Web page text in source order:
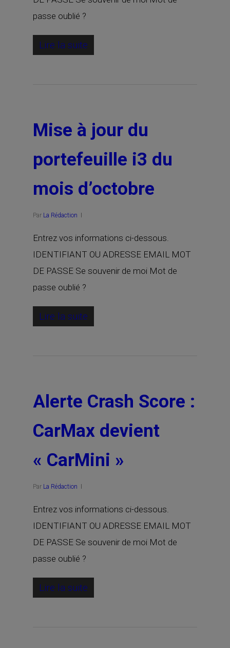
passe oublié ?
Lire la suite
Mise à jour du
portefeuille i3 du
mois d’octobre
Par La Rédaction
Entrez vos informations ci-dessous.
IDENTIFIANT OU ADRESSE EMAIL MOT
DE PASSE Se souvenir de moi Mot de
passe oublié ?
Lire la suite
Alerte Crash Score :
CarMax devient
« CarMini »
Par La Rédaction
Entrez vos informations ci-dessous.
IDENTIFIANT OU ADRESSE EMAIL MOT
DE PASSE Se souvenir de moi Mot de
passe oublié ?
Lire la suite